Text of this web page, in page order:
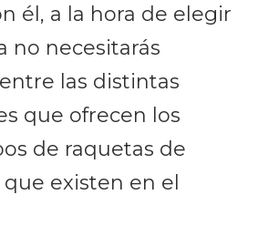
él, a la hora de elegir
no necesitarás
las distintas
que ofrecen los
de raquetas de
existen en el